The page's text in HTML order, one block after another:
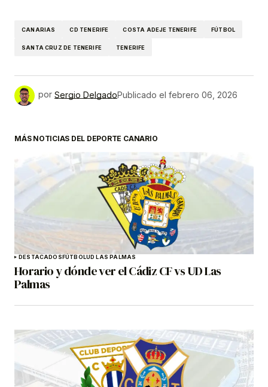
CANARIAS CD TENERIFE COSTA ADEJE TENERIFE FÚTBOL
SANTA CRUZ DE TENERIFE TENERIFE
por Sergio DelgadoPublicado el febrero 06, 2026
MÁS NOTICIAS DEL DEPORTE CANARIO
DESTACADOSFÚTBOLUD LAS PALMAS
Horario y dónde ver el Cádiz CF vs UD Las
Palmas